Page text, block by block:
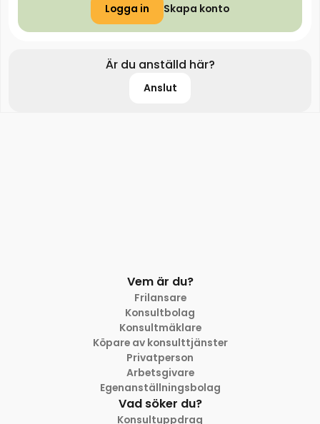
Logga in Skapa konto
Är du anställd här?
Anslut
Vem är du?
Frilansare
Konsultbolag
Konsultmäklare
Köpare av konsulttjänster
Privatperson
Arbetsgivare
Egenanställningsbolag
Vad söker du?
Konsultuppdrag